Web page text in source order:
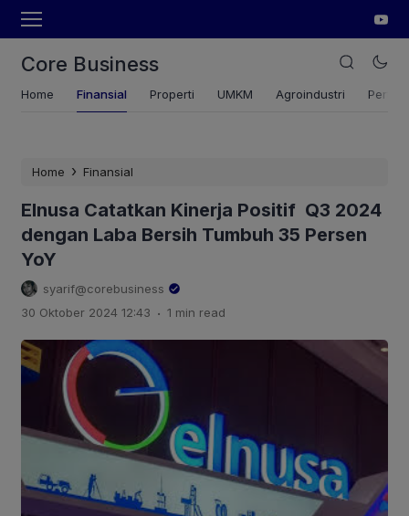
Core Business
Home Finansial Properti UMKM Agroindustri
Home › Finansial
Elnusa Catatkan Kinerja Positif Q3 2024
dengan Laba Bersih Tumbuh 35 Persen
YoY
syarif@corebusiness
30 Oktober 2024 12:43 . 1 min read